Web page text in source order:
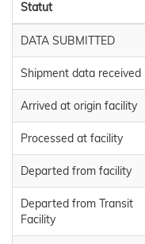
Statut
DATA SUBMITTED
Shipment data received
Arrived at origin facility
Processed at facility
Departed from facility
Departed from Transit
Facility